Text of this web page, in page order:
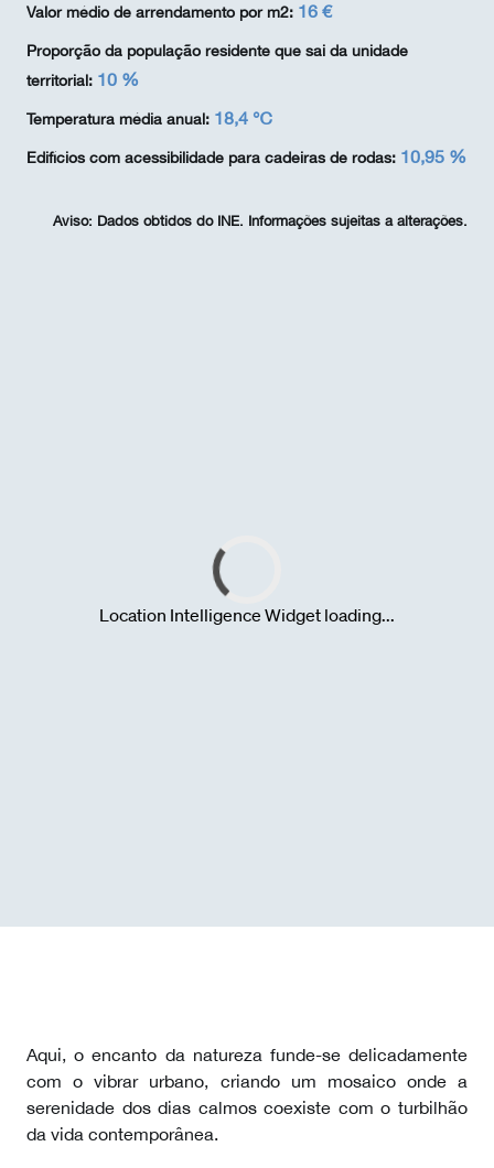
Valor médio de arrendamento por m2: 16 €
Proporção da população residente que sai da unidade
territorial: 10 %
Temperatura média anual: 18,4 ℃
Edifícios com acessibilidade para cadeiras de rodas: 10,95 %
Aviso: Dados obtidos do INE. Informações sujeitas a alterações.
Aqui, o encanto da natureza funde-se delicadamente
com o vibrar urbano, criando um mosaico onde a
serenidade dos dias calmos coexiste com o turbilhão
da vida contemporânea.